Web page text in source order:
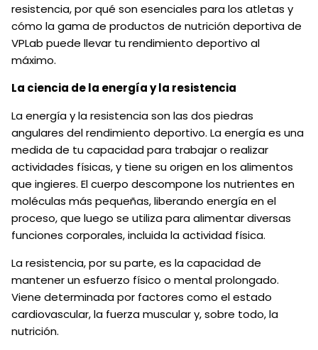
resistencia, por qué son esenciales para los atletas y
cómo la gama de productos de nutrición deportiva de
VPLab puede llevar tu rendimiento deportivo al
máximo.
La ciencia de la energía y la resistencia
La energía y la resistencia son las dos piedras
angulares del rendimiento deportivo. La energía es una
medida de tu capacidad para trabajar o realizar
actividades físicas, y tiene su origen en los alimentos
que ingieres. El cuerpo descompone los nutrientes en
moléculas más pequeñas, liberando energía en el
proceso, que luego se utiliza para alimentar diversas
funciones corporales, incluida la actividad física.
La resistencia, por su parte, es la capacidad de
mantener un esfuerzo físico o mental prolongado.
Viene determinada por factores como el estado
cardiovascular, la fuerza muscular y, sobre todo, la
nutrición.